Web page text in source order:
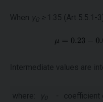
When γG ≥1.35 (Art 5.5.1-
Intermediate values are
where: γ - coefficient